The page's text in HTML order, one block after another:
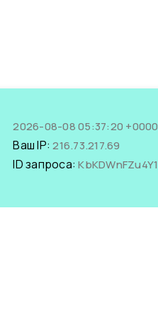
2026-08-08 05:37:20 +0000
Ваш IP:216.73.217.69
ID запроса:KbKDWnFZu4Y1